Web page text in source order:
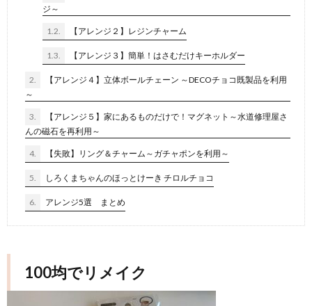
ジ～
1.2. 【アレンジ２】レジンチャーム
1.3. 【アレンジ３】簡単！はさむだけキーホルダー
2.
【アレンジ４】立体ボールチェーン ～DECOチョコ既製品を利用
～
3.
【アレンジ５】家にあるものだけで！マグネット～水道修理屋さ
んの磁石を再利用～
4. 【失敗】リング＆チャーム～ガチャポンを利用～
5. しろくまちゃんのほっとけーき チロルチョコ
6. アレンジ5選 まとめ
100均でリメイク